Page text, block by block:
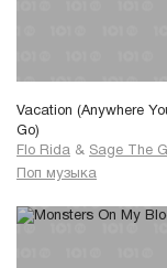
Vacation (Anywhere
Go)
Flo Rida & Sage The
Поп музыка